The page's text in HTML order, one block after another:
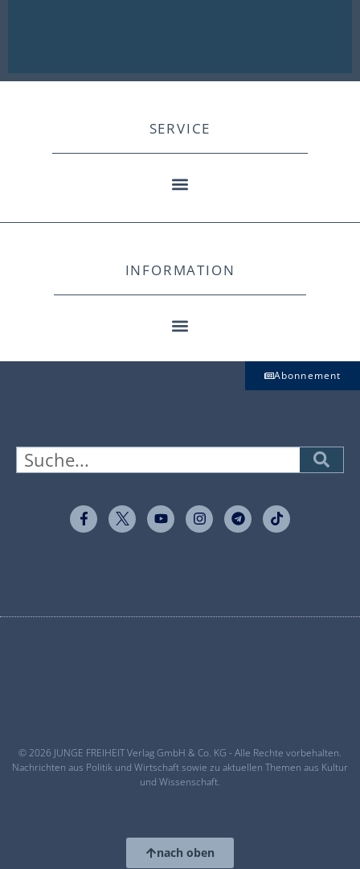
SERVICE
INFORMATION
Abonnement
© 2026 JUNGE FREIHEIT Verlag GmbH & Co. KG - Alle Rechte vorbehalten.
Nachrichten aus Politik und Wirtschaft sowie zu aktuellen Themen aus Kultur
und Wissenschaft.
nach oben